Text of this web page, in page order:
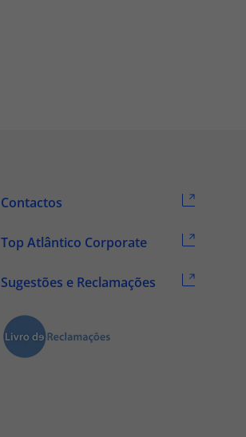
Contactos
Top Atlântico Corporate
Sugestões e Reclamações